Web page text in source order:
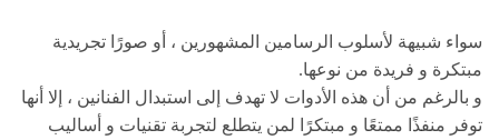
سواء شبيهة لأسلوب الرسامين المشهورين ، أو صورًا تجريدية
مبتكرة و فريدة من نوعها.
و بالرغم من أن هذه الأدوات لا تهدف إلى استبدال الفنانين ، إلا أنها
توفر منفذًا ممتعًا و مبتكرًا لمن يتطلع لتجربة تقنيات و أساليب